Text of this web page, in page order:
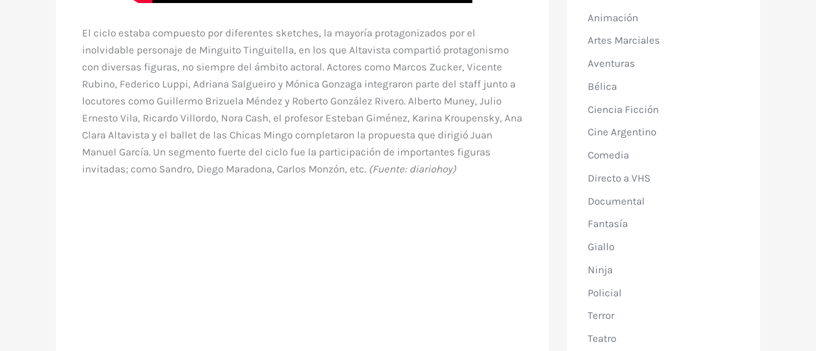
El ciclo estaba compuesto por diferentes sketches, la mayoría protagonizados por el
inolvidable personaje de Minguito Tinguitella, en los que Altavista compartió protagonismo
con diversas figuras, no siempre del ámbito actoral. Actores como Marcos Zucker, Vicente
Rubino, Federico Luppi, Adriana Salgueiro y Mónica Gonzaga integraron parte del staff junto a
locutores como Guillermo Brizuela Méndez y Roberto González Rivero. Alberto Muney, Julio
Ernesto Vila, Ricardo Villordo, Nora Cash, el profesor Esteban Giménez, Karina Kroupensky, Ana
Clara Altavista y el ballet de las Chicas Mingo completaron la propuesta que dirigió Juan
Manuel García. Un segmento fuerte del ciclo fue la participación de importantes figuras
invitadas; como Sandro, Diego Maradona, Carlos Monzón, etc. (Fuente: diariohoy)
Animación
Artes Marciales
Aventuras
Bélica
Ciencia Ficción
Cine Argentino
Comedia
Directo a VHS
Documental
Fantasía
Giallo
Ninja
Policial
Terror
Teatro